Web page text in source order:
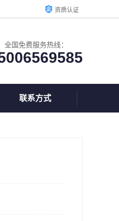
资质认证
全国免费服务热线：
联系方式